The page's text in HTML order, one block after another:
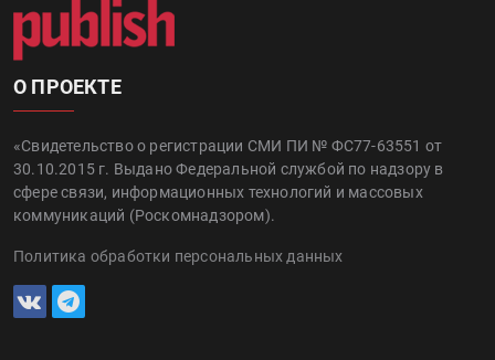
О ПРОЕКТЕ
«Свидетельство о регистрации СМИ ПИ № ФС77-63551 от
30.10.2015 г. Выдано Федеральной службой по надзору в
сфере связи, информационных технологий и массовых
коммуникаций (Роскомнадзором).
Политика обработки персональных данных